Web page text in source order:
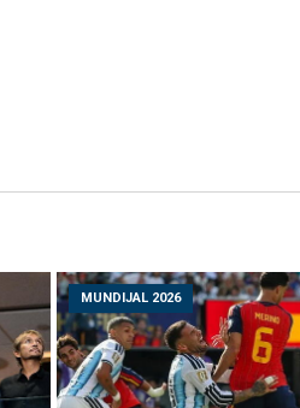
MUNDIJAL 2026